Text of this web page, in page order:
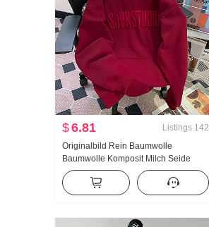
$6.81 Listings 142
Originalbild Rein Baumwolle
Baumwolle Komposit Milch Seide
Sweatshirt Damen 2025 Vorfrühling
Neu dünne Ausführung Stickerei
Locker Mit Kapuze Top